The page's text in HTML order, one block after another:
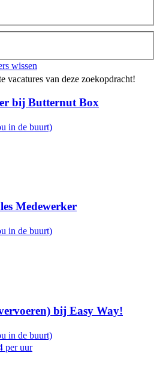
wissen
vacatures van deze zoekopdracht!
bij Butternut Box
in de buurt)
Medewerker
in de buurt)
bij Easy Way!
in de buurt)
per uur